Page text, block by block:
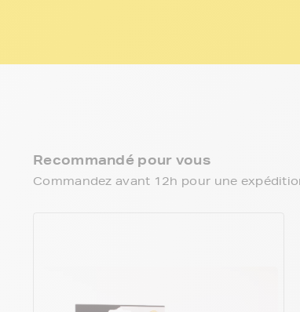
Recommandé pour vous
Commandez avant 12h pour une